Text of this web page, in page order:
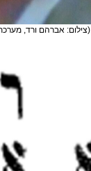
(צילום: אברהם ורד,